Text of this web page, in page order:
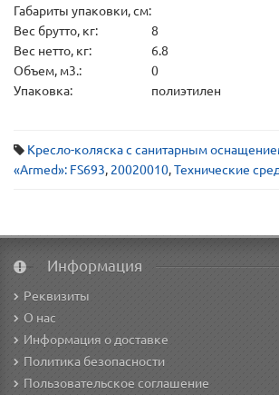
Габариты упаковки, см:
Вес брутто, кг:
8
Вес нетто, кг:
6.8
Объем, м3.:
0
Упаковка:
полиэтилен
Кресло-коляска с санитарным
«Armed»: FS693, 20020010,Технические
Информация
Реквизиты
О нас
Информация о доставке
Политика безопасности
Пользовательское соглашение